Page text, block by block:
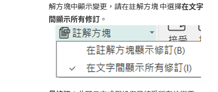
解方塊中顯示變更，請在註解方塊 中選擇在文字
間顯示所有修訂 。